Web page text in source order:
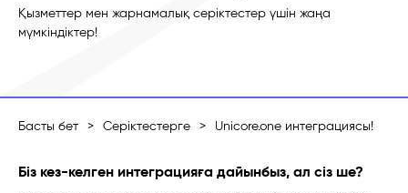
Қызметтер мен жарнамалық серіктестер үшін жаңа
мүмкіндіктер!
Басты бет > Серіктестерге > Unicore.one интеграциясы!
Біз кез-келген интеграцияға дайынбыз, ал сіз ше?